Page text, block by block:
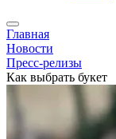
Главная
Новости
Пресс-релизы
Как выбрать букет